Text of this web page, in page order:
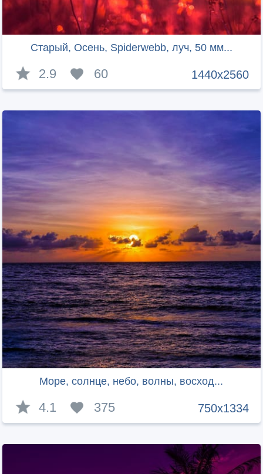
Старый, Осень, Spiderwebb, луч, 50 мм...
1440x2560
2.9 60
Море, солнце, небо, волны, восход...
750x1334
4.1 375